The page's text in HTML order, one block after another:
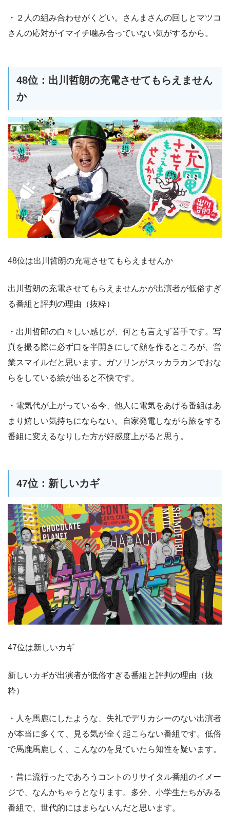
・２人の組み合わせがくどい。さんまさんの回しとマツコ
さんの応対がイマイチ噛み合っていない気がするから。
48位：出川哲朗の充電させてもらえません
か
48位は出川哲朗の充電させてもらえませんか
出川哲朗の充電させてもらえませんかが出演者が低俗すぎ
る番組と評判の理由（抜粋）
・出川哲郎の白々しい感じが、何とも言えず苦手です。写
真を撮る際に必ず口を半開きにして顔を作るところが、営
業スマイルだと思います。ガソリンがスッカラカンでおな
らをしている絵が出ると不快です。
・電気代が上がっている今、他人に電気をあげる番組はあ
まり嬉しい気持ちにならない。自家発電しながら旅をする
番組に変えるなりした方が好感度上がると思う。
47位：新しいカギ
47位は新しいカギ
新しいカギが出演者が低俗すぎる番組と評判の理由（抜
粋）
・人を馬鹿にしたような、失礼でデリカシーのない出演者
が本当に多くて、見る気が全く起こらない番組です。低俗
で馬鹿馬鹿しく、こんなのを見ていたら知性を疑います。
・昔に流行ったであろうコントのリサイタル番組のイメー
ジで、なんかちゃうとなります。多分、小学生たちがみる
番組で、世代的にはまらないんだと思います。